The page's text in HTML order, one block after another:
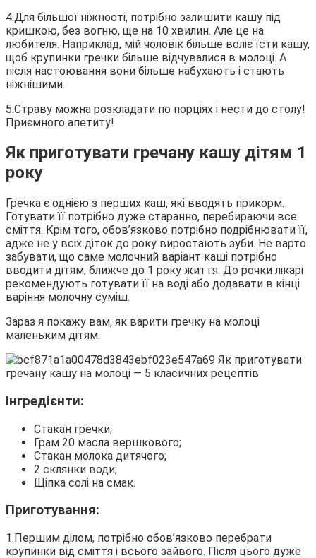
4.Для більшої ніжності, потрібно залишити кашу під
кришкою, без вогню, ще на 10 хвилин. Але це на
любителя. Наприклад, мій чоловік більше воліє їсти кашу,
щоб крупинки гречки більше відчувалися в молоці. А
після настоювання вони більше набухають і стають
ніжнішими.
5.Страву можна розкладати по порціях і нести до столу!
Приємного апетиту!
Як приготувати гречану кашу дітям 1
року
Гречка є однією з перших каш, які вводять прикорм.
Готувати її потрібно дуже старанно, перебираючи все
сміття. Крім того, обов’язково потрібно подрібнювати її,
адже не у всіх діток до року виростають зуби. Не варто
забувати, що саме молочний варіант каші потрібно
вводити дітям, ближче до 1 року життя. До рочки лікарі
рекомендують готувати її на воді або додавати в кінці
варіння молочну суміш.
Зараз я покажу вам, як варити гречку на молоці
маленьким дітям.
Інгредієнти:
Стакан гречки;
Грам 20 масла вершкового;
Стакан молока дитячого;
2 склянки води;
Щіпка солі на смак.
Приготування:
1.Першим ділом, потрібно обов’язково перебрати
крупинки від сміття і всього зайвого. Після цього дуже